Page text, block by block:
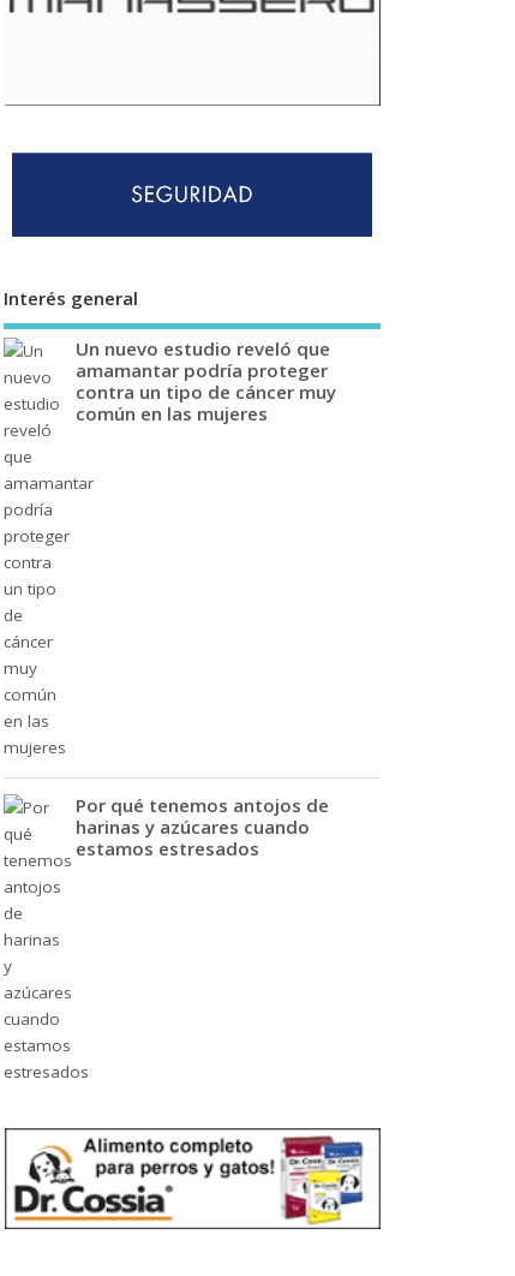
Interés general
Un nuevo estudio reveló que
amamantar podría proteger
contra un tipo de cáncer muy
común en las mujeres
Por qué tenemos antojos de
harinas y azúcares cuando
estamos estresados